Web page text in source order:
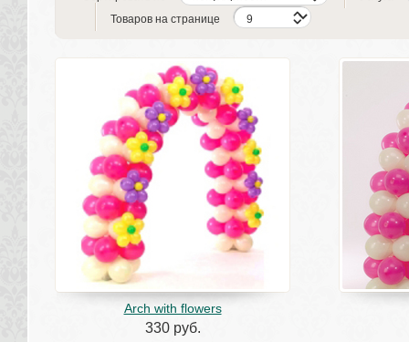
Товаров на странице
Arch with flowers
330 руб.